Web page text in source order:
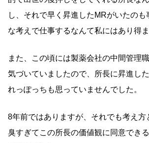
し、それで早く昇進したMRがいたのも
な考えで仕事するなんて私にはあり得ま
また、この頃には製薬会社の中間管理
気づいていましたので、所長に昇進し
れっぽっちも思っていませんでした。
8年前ではありますが、それでも考え方
臭すぎてこの所長の価値観に同意でき